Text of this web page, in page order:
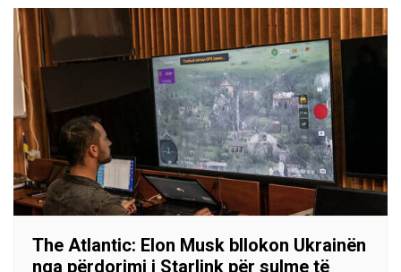
The Atlantic: Elon Musk bllokon Ukrainën
nga përdorimi i Starlink për sulme të